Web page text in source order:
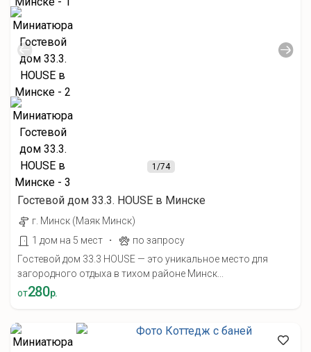
1/74
Гостевой дом 33.3. HOUSE в Минске
г. Минск (Маяк Минск)
1 дом на 5 мест
·
по запросу
Гостевой дом 33.3 HOUSE — это уникальное место для
загородного отдыха в тихом районе Минск...
от280р.